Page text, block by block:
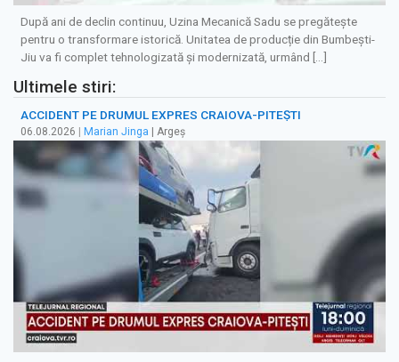
După ani de declin continuu, Uzina Mecanică Sadu se pregătește
pentru o transformare istorică. Unitatea de producție din Bumbești-
Jiu va fi complet tehnologizată și modernizată, urmând […]
Ultimele stiri:
ACCIDENT PE DRUMUL EXPRES CRAIOVA-PITEȘTI
06.08.2026 | Marian Jinga | Argeș